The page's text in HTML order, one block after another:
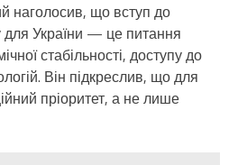
наголосив, що вступ до
України — це питання
стабільності, доступу до
Він підкреслив, що для
пріоритет, а не лише